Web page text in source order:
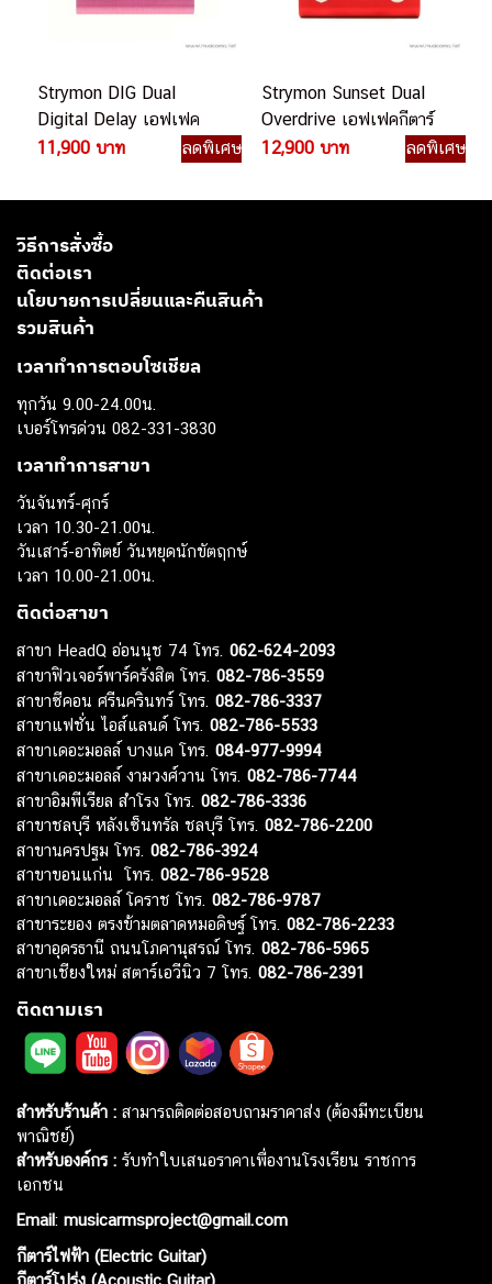
Strymon DIG Dual
Digital Delay เอฟเฟค
กีตาร์ไฟฟ้า
11,900 บาท ลดพิเศษ
Strymon Sunset Dual
Overdrive เอฟเฟคกีตาร์
ไฟฟ้า
12,900 บาท ลดพิเศษ
วิธีการสั่งซื้อ
ติดต่อเรา
นโยบายการเปลี่ยนและคืนสินค้า
รวมสินค้า
เวลาทำการตอบโซเชียล
ทุกวัน 9.00-24.00น.
เบอร์โทรด่วน 082-331-3830
เวลาทำการสาขา
วันจันทร์-ศุกร์
เวลา 10.30-21.00น.
วันเสาร์-อาทิตย์ วันหยุดนักขัตฤกษ์
เวลา 10.00-21.00น.
ติดต่อสาขา
สาขา HeadQ อ่อนนุช 74 โทร. 062-624-2093
สาขาฟิวเจอร์พาร์ครังสิต โทร. 082-786-3559
สาขาซีคอน ศรีนครินทร์ โทร. 082-786-3337
สาขาแฟชั่น ไอส์แลนด์ โทร. 082-786-5533
สาขาเดอะมอลล์ บางแค โทร. 084-977-9994
สาขาเดอะมอลล์ งามวงศ์วาน โทร. 082-786-7744
สาขาอิมพีเรียล สำโรง โทร. 082-786-3336
สาขาชลบุรี หลังเซ็นทรัล ชลบุรี โทร. 082-786-2200
สาขานครปฐม โทร. 082-786-3924
สาขาขอนแก่น โทร. 082-786-9528
สาขาเดอะมอลล์ โคราช โทร. 082-786-9787
สาขาระยอง ตรงข้ามตลาดหมอดิษฐ์ โทร. 082-786-2233
สาขาอุดรธานี ถนนโภคานุสรณ์ โทร. 082-786-5965
สาขาเชียงใหม่ สตาร์เอวีนิว 7 โทร. 082-786-2391
ติดตามเรา
สำหรับร้านค้า : สามารถติดต่อสอบถามราคาส่ง (ต้องมีทะเบียน
พาณิชย์)
สำหรับองค์กร : รับทำใบเสนอราคาเพื่องานโรงเรียน ราชการ
เอกชน
Email: musicarmsproject@gmail.com
กีตาร์ไฟฟ้า (Electric Guitar)
กีตาร์โปร่ง (Acoustic Guitar)